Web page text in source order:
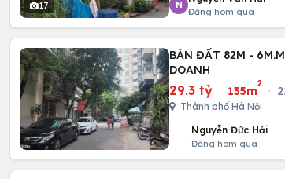
17 N
Đăng hôm qua
BÁN ĐẤT 82M -
DOANH
29.3 tỷ · 135m
2
·
Thành phố Hà Nội
Nguyễn Đức Hải
Đăng hôm qua